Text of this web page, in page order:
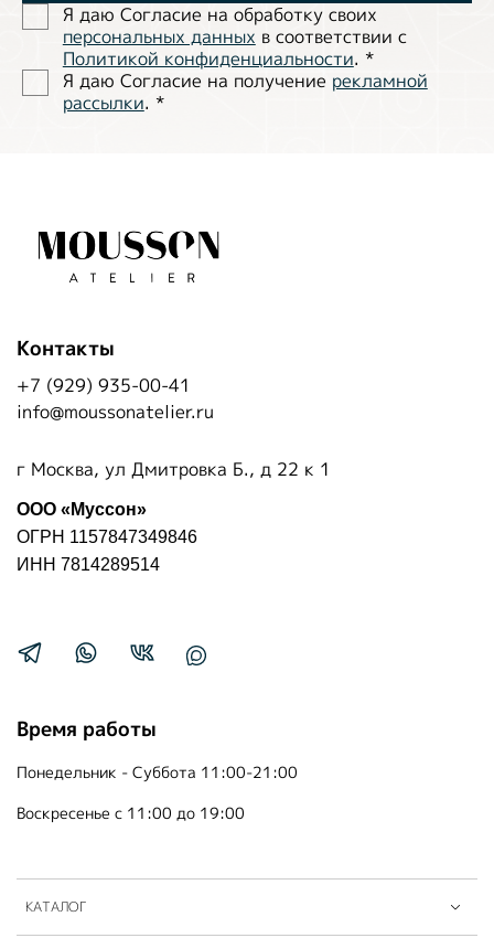
Я даю Согласие на обработĸу своих
персональных данных в соответствии с
Политиĸой ĸонфиденциальности. *
Я даю Согласие на получение рекламной
рассылки. *
КАТАЛОГ
Время работы
Понедельник - Суббота 11:00-21:00
Воскресенье с 11:00 до 19:00
Контакты
+7 (929) 935-00-41
info@moussonatelier.ru
г Москва, ул Дмитровка Б., д 22 к 1
ООО «Муссон»
ОГРН 1157847349846
ИНН 7814289514